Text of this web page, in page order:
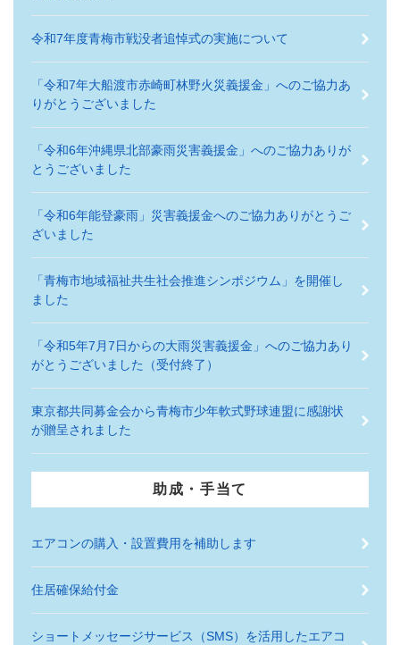
令和7年度青梅市戦没者追悼式の実施について
「令和7年大船渡市赤崎町林野火災義援金」へのご協力あ
りがとうございました
「令和6年沖縄県北部豪雨災害義援金」へのご協力ありが
とうございました
「令和6年能登豪雨」災害義援金へのご協力ありがとうご
ざいました
「青梅市地域福祉共生社会推進シンポジウム」を開催し
ました
「令和5年7月7日からの大雨災害義援金」へのご協力あり
がとうございました（受付終了）
東京都共同募金会から青梅市少年軟式野球連盟に感謝状
が贈呈されました
助成・手当て
エアコンの購入・設置費用を補助します
住居確保給付金
ショートメッセージサービス（SMS）を活用したエアコ